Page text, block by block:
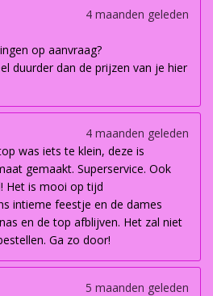
4 maanden geleden
op aanvraag?
duurder dan de prijzen van je hier
4 maanden geleden
was iets te klein, deze is
gemaakt. Superservice. Ook
Het is mooi op tijd
intieme feestje en de dames
en de top afblijven. Het zal niet
Ga zo door!
5 maanden geleden